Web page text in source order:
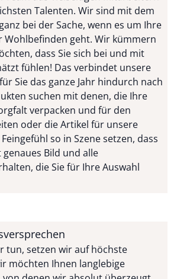
Talenten. Wir sind mit dem
bei der Sache, wenn es um Ihre
Wohlbefinden geht. Wir kümmern
dass Sie sich bei und mit
fühlen! Das verbindet unsere
Sie das ganze Jahr hindurch nach
suchen mit denen, die Ihre
verpacken und für den
oder die Artikel für unsere
so in Szene setzen, dass
Bild und alle
die Sie für Ihre Auswahl
tun, setzen wir auf höchste
möchten Ihnen langlebige